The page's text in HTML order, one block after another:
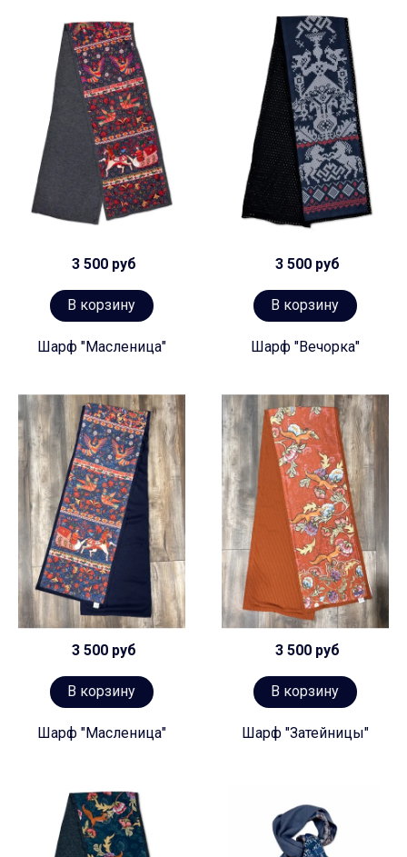
3 500 руб
В корзину
Шарф "Масленица"
3 500 руб
В корзину
Шарф "Вечорка"
3 500 руб
В корзину
Шарф "Масленица"
3 500 руб
В корзину
Шарф "Затейницы"